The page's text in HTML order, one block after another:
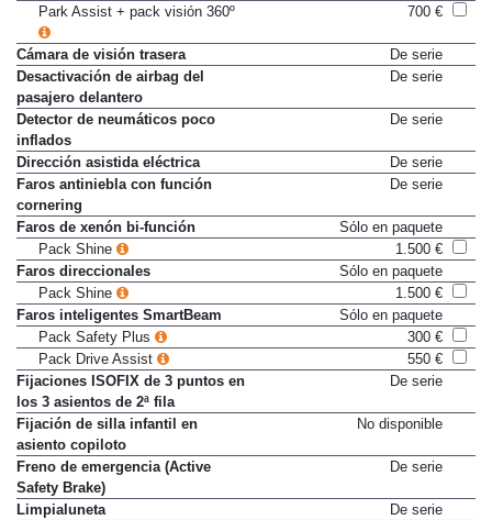
Park Assist + pack visión 360º
700 €
Cámara de visión trasera
De serie
Desactivación de airbag del
pasajero delantero
De serie
Detector de neumáticos poco
inflados
De serie
Dirección asistida eléctrica
De serie
Faros antiniebla con función
cornering
De serie
Faros de xenón bi-función
Sólo en paquete
Pack Shine
1.500 €
Faros direccionales
Sólo en paquete
Pack Shine
1.500 €
Faros inteligentes SmartBeam
Sólo en paquete
Pack Safety Plus
300 €
Pack Drive Assist
550 €
Fijaciones ISOFIX de 3 puntos en
los 3 asientos de 2ª fila
De serie
Fijación de silla infantil en
asiento copiloto
No disponible
Freno de emergencia (Active
Safety Brake)
De serie
Limpialuneta
De serie